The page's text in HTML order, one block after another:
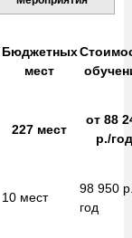
Бюджетных
мест
227 мест
от88
р./
10 мест
98 950
год